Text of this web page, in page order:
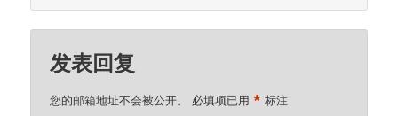
发表回复
您的邮箱地址不会被公开。 必填项已用* 标注